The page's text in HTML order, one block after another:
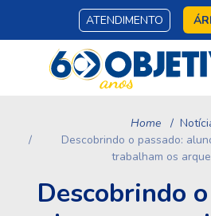
ATENDIMENTO
Home
Descobrindo o passado:
trabalham os
Descobrindo